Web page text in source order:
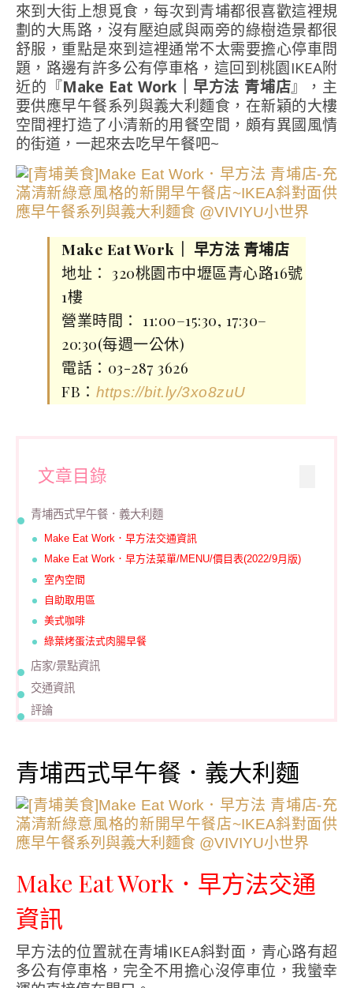
來到大街上想覓食，每次到青埔都很喜歡這裡規
劃的大馬路，沒有壓迫感與兩旁的綠樹造景都很
舒服，重點是來到這裡通常不太需要擔心停車問
題，路邊有許多公有停車格，這回到桃園IKEA附
近的『Make Eat Work｜早方法 青埔店』，主
要供應早午餐系列與義大利麵食，在新穎的大樓
空間裡打造了小清新的用餐空間，頗有異國風情
的街道，一起來去吃早午餐吧~
Make Eat Work｜ 早方法 青埔店
地址： 320桃園市中壢區青心路16號
1樓
營業時間： 11:00–15:30, 17:30–
20:30(每週一公休)
電話：03-287 3626
FB： https://bit.ly/3xo8zuU
文章目錄
青埔西式早午餐．義大利麵
Make Eat Work．早方法交通資訊
Make Eat Work．早方法菜單/MENU/價目表(2022/9月版)
室內空間
自助取用區
美式咖啡
綠葉烤蛋法式肉腸早餐
店家/景點資訊
交通資訊
評論
青埔西式早午餐．義大利麵
Make Eat Work．早方法交通
資訊
早方法的位置就在青埔IKEA斜對面，青心路有超
多公有停車格，完全不用擔心沒停車位，我蠻幸